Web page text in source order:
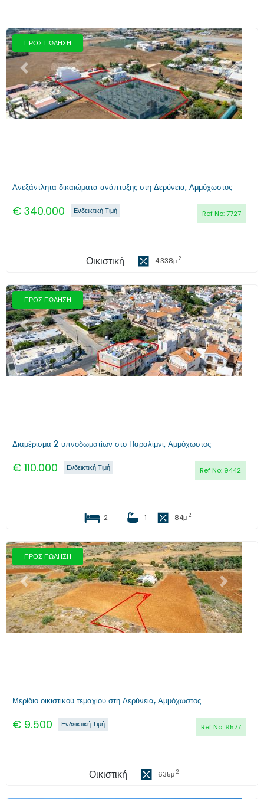
ΠΡΟΣ ΠΩΛΗΣΗ
Προηγούμενο Επόμενο
Ανεξάντλητα δικαιώματα ανάπτυξης στη Δερύνεια, Αμμόχωστος
€ 340.000 Ref No:7727
Ενδεικτική Τιμή
Οικιστική 4.338μ 2
ΠΡΟΣ ΠΩΛΗΣΗ
Προηγούμενο Επόμενο
Διαμέρισμα 2 υπνοδωματίων στο Παραλίμνι, Αμμόχωστος
€ 110.000 Ref No: 9442
Ενδεικτική Τιμή
2 1 84μ 2
ΠΡΟΣ ΠΩΛΗΣΗ
Προηγούμενο Επόμενο
Μερίδιο οικιστικού τεμαχίου στη Δερύνεια, Αμμόχωστος
€ 9.500 Ref No: 9577
Ενδεικτική Τιμή
Οικιστική 635μ 2